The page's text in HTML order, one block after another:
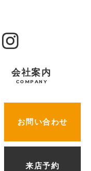
会社案内
COMPANY
お問い合わせ
来店予約